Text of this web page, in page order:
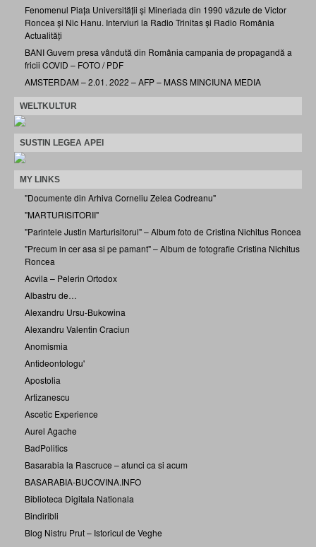
Fenomenul Piața Universității și Mineriada din 1990 văzute de Victor
Roncea și Nic Hanu. Interviuri la Radio Trinitas și Radio România
Actualități
BANI Guvern presa vândută din România campania de propagandă a
fricii COVID – FOTO / PDF
AMSTERDAM – 2.01. 2022 – AFP – MASS MINCIUNA MEDIA
WELTKULTUR
SUSTIN LEGEA APEI
MY LINKS
"Documente din Arhiva Corneliu Zelea Codreanu"
"MARTURISITORII"
"Parintele Justin Marturisitorul" – Album foto de Cristina Nichitus Roncea
"Precum in cer asa si pe pamant" – Album de fotografie Cristina Nichitus
Roncea
Acvila – Pelerin Ortodox
Albastru de…
Alexandru Ursu-Bukowina
Alexandru Valentin Craciun
Anomismia
Antideontologu'
Apostolia
Artizanescu
Ascetic Experience
Aurel Agache
BadPolitics
Basarabia la Rascruce – atunci ca si acum
BASARABIA-BUCOVINA.INFO
Biblioteca Digitala Nationala
Bindiribli
Blog Nistru Prut – Istoricul de Veghe